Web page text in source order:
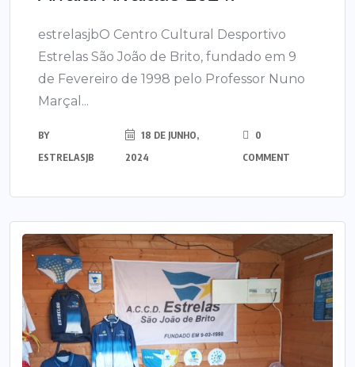
estrelasjbO Centro Cultural Desportivo
Estrelas São João de Brito, fundado em 9
de Fevereiro de 1998 pelo Professor Nuno
Marçal...
BY
ESTRELASJB
18 DE JUNHO,
2024
0
COMMENT